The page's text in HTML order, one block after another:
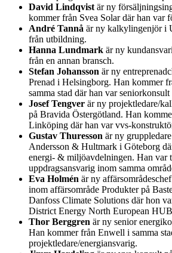
David Lindqvist är ny
kommer från Svea Solar där han var
André Tannå är ny kalkylingenjör i
från utbildning.
Hanna Lundmark är ny
från en annan bransch.
Stefan Johansson är ny
Prenad i Helsingborg. Han kommer
samma stad där han var seniorkonsult
Josef Tengver är ny projektledare/
på Bravida Östergötland. Han
Linköping där han var vvs-
Gustav Thuresson är ny
Andersson & Hultmark i Göteborg
energi- & miljöavdelningen. Han var
uppdragsansvarig inom samma
Eva Holmén är ny
inom affärsområde Produkter på
Danfoss Climate Solutions där hon
District Energy North European
Thor Berggren är ny senior
Han kommer från Enwell i samma
projektledare/energiansvarig.